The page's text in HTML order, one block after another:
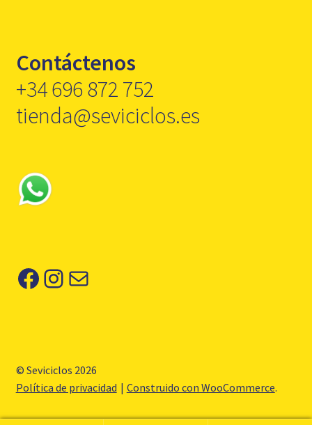
Contáctenos
+34 696 872 752
tienda@seviciclos.es
Facebook
Instagram
Correo electrónico
© Seviciclos 2026
Política de privacidad
Construido con WooCommerce.